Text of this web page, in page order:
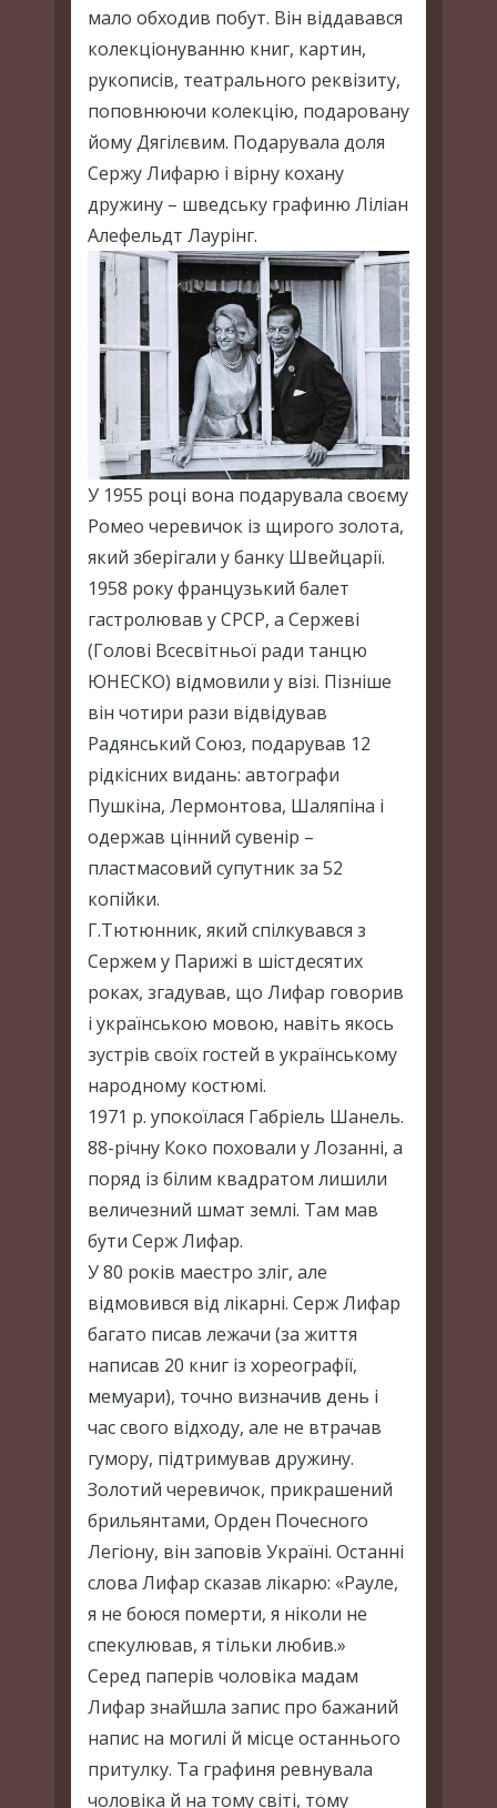
мало обходив побут. Він віддавався
колекціонуванню книг, картин,
рукописів, театрального реквізиту,
поповнюючи колекцію, подаровану
йому Дягілєвим. Подарувала доля
Сержу Лифарю і вірну кохану
дружину – шведську графиню Ліліан
Алефельдт Лаурінг.
У 1955 році вона подарувала своєму
Ромео черевичок із щирого золота,
який зберігали у банку Швейцарії.
1958 року французький балет
гастролював у СРСР, а Сержеві
(Голові Всесвітньої ради танцю
ЮНЕСКО) відмовили у візі. Пізніше
він чотири рази відвідував
Радянський Союз, подарував 12
рідкісних видань: автографи
Пушкіна, Лермонтова, Шаляпіна і
одержав цінний сувенір –
пластмасовий супутник за 52
копійки.
Г.Тютюнник, який спілкувався з
Сержем у Парижі в шістдесятих
роках, згадував, що Лифар говорив
і українською мовою, навіть якось
зустрів своїх гостей в українському
народному костюмі.
1971 р. упокоїлася Габріель Шанель.
88-річну Коко поховали у Лозанні, а
поряд із білим квадратом лишили
величезний шмат землі. Там мав
бути Серж Лифар.
У 80 років маестро зліг, але
відмовився від лікарні. Серж Лифар
багато писав лежачи (за життя
написав 20 книг із хореографії,
мемуари), точно визначив день і
час свого відходу, але не втрачав
гумору, підтримував дружину.
Золотий черевичок, прикрашений
брильянтами, Орден Почесного
Легіону, він заповів Україні. Останні
слова Лифар сказав лікарю: «Рауле,
я не боюся померти, я ніколи не
спекулював, я тільки любив.»
Серед паперів чоловіка мадам
Лифар знайшла запис про бажаний
напис на могилі й місце останнього
притулку. Та графиня ревнувала
чоловіка й на тому світі, тому